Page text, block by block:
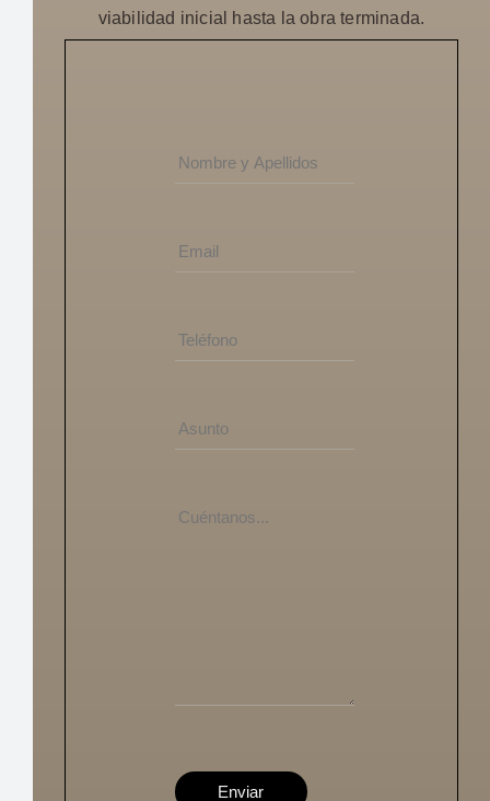
viabilidad inicial hasta la obra terminada.